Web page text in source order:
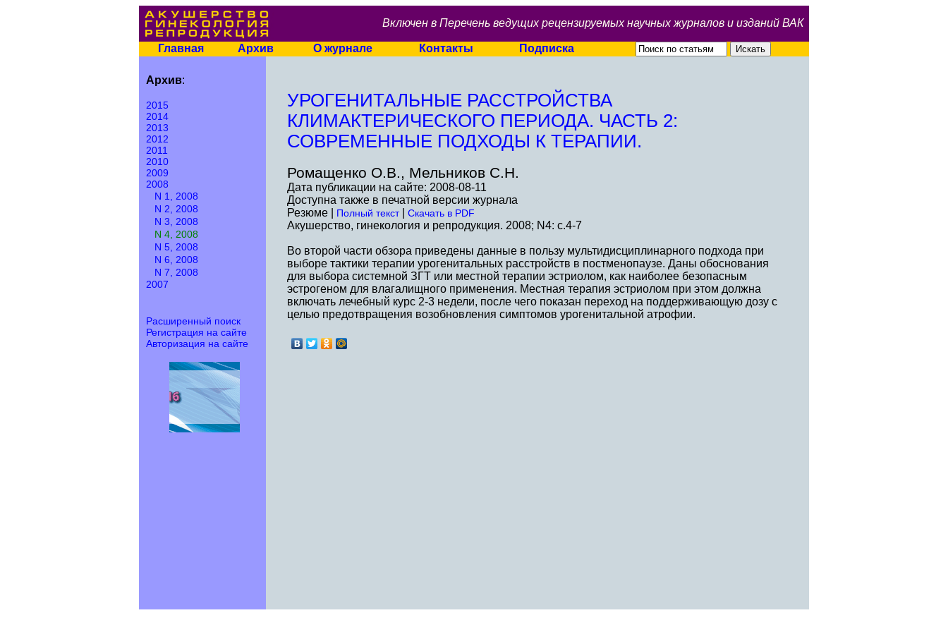
Включен в Перечень ведущих рецензируемых научных журналов и изданий ВАК
Главная Архив О журнале Контакты Подписка
Архив:
2015
2014
2013
2012
2011
2010
2009
2008
N 1, 2008
N 2, 2008
N 3, 2008
N 4, 2008
N 5, 2008
N 6, 2008
N 7, 2008
2007
Расширенный поиск
Регистрация на сайте
Авторизация на сайте
УРОГЕНИТАЛЬНЫЕ РАССТРОЙСТВА
КЛИМАКТЕРИЧЕСКОГО ПЕРИОДА. ЧАСТЬ 2:
СОВРЕМЕННЫЕ ПОДХОДЫ К ТЕРАПИИ.
Ромащенко О.В., Мельников С.Н.
Дата публикации на сайте: 2008-08-11
Доступна также в печатной версии журнала
Резюме | Полный текст| Скачать в PDF
Акушерство, гинекология и репродукция. 2008; N4: c.4-7
Во второй части обзора приведены данные в пользу мультидисциплинарного подхода при
выборе тактики терапии урогенитальных расстройств в постменопаузе. Даны обоснования
для выбора системной ЗГТ или местной терапии эстриолом, как наиболее безопасным
эстрогеном для влагалищного применения. Местная терапия эстриолом при этом должна
включать лечебный курс 2-3 недели, после чего показан переход на поддерживающую дозу с
целью предотвращения возобновления симптомов урогенитальной атрофии.